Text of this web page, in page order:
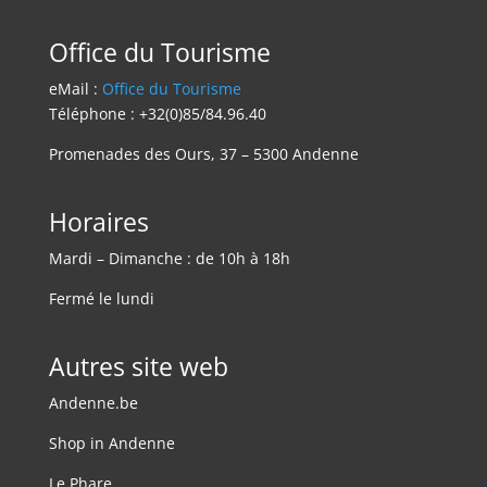
Office du Tourisme
eMail : Office du Tourisme
Téléphone : +32(0)85/84.96.40
Promenades des Ours, 37 – 5300 Andenne
Horaires
Mardi – Dimanche : de 10h à 18h
Fermé le lundi
Autres site web
Andenne.be
Shop in Andenne